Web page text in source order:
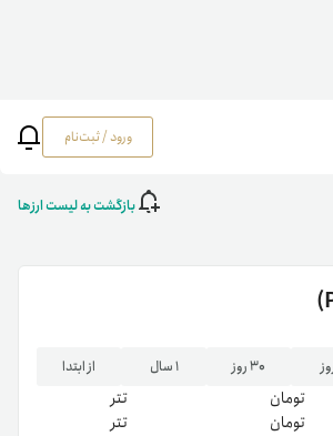
ورود / ثبت‌نام
بازگشت به لیست ارزها
۳۰ روز ۱ سال از ابتدا
تومان
تتر
تومان تتر